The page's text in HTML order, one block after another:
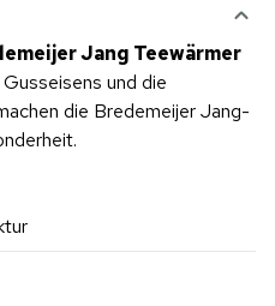
Jang Teewärmer
und die
die Bredemeijer Jang-